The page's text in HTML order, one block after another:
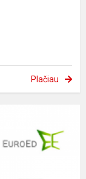
Plačiau